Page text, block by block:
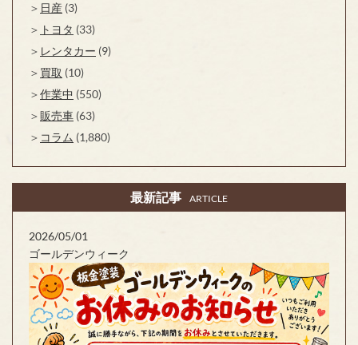
日産 (3)
トヨタ (33)
レンタカー (9)
買取 (10)
作業中 (550)
販売車 (63)
コラム (1,880)
最新記事 ARTICLE
2026/05/01
ゴールデンウィーク